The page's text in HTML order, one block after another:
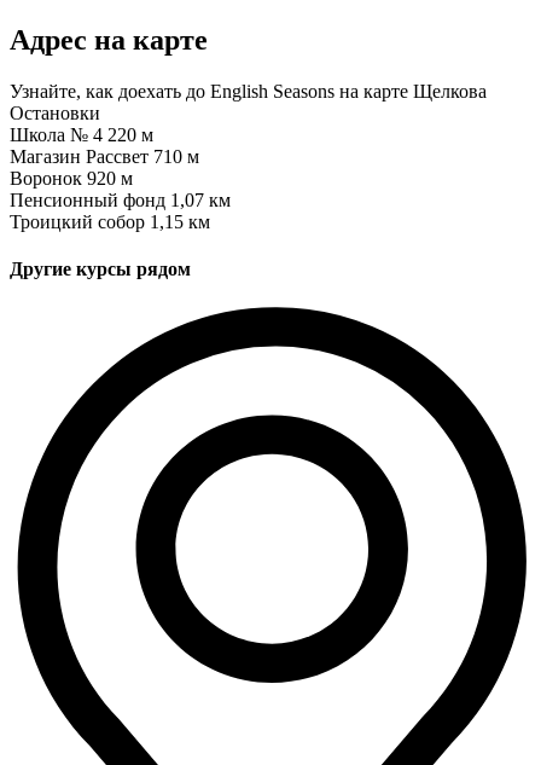
Адрес на карте
Узнайте, как доехать до English Seasons на карте Щелкова
Остановки
Школа № 4 220 м
Магазин Рассвет 710 м
Воронок 920 м
Пенсионный фонд 1,07 км
Троицкий собор 1,15 км
Другие курсы рядом